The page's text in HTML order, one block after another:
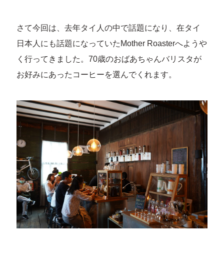
さて今回は、去年タイ人の中で話題になり、在タイ
日本人にも話題になっていたMother Roasterへようや
く行ってきました。70歳のおばあちゃんバリスタが
お好みにあったコーヒーを選んでくれます。